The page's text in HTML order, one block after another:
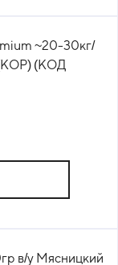
~20-30кг/
(КОД
в/у Мясницкий